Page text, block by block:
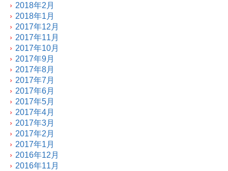
2018年2月
2018年1月
2017年12月
2017年11月
2017年10月
2017年9月
2017年8月
2017年7月
2017年6月
2017年5月
2017年4月
2017年3月
2017年2月
2017年1月
2016年12月
2016年11月